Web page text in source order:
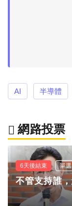
AI 半導體
網路投票
6天後結束 單選
不管支持誰